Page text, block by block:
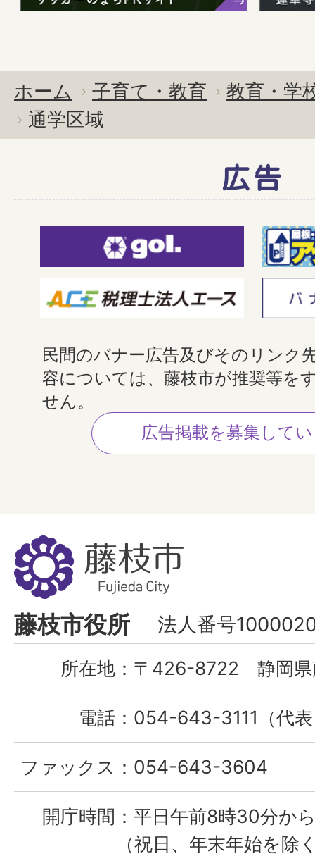
ホーム 子育て・教育
教育・学
通学区域
広告
民間のバナー広告及びそのリンク
容については、藤枝市が推奨等を
せん。
広告掲載を募集して
藤
枝
市
Fujieda
City
藤枝市役所 法人番号
所在地： 〒426-8722 静岡県
電話： 054-643-3111（代
ファックス： 054-643-3604
開庁時間： 平日午前8時30分か
（祝日、年末年始を除